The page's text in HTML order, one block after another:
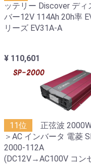
ッテリー Discover ディ
バー12V 114Ah 20h率
リーズ EV31A-A
¥ 110,601
11位
正弦波
＞AC インバータ 電菱
2000-112A
(DC12V→AC100V コン